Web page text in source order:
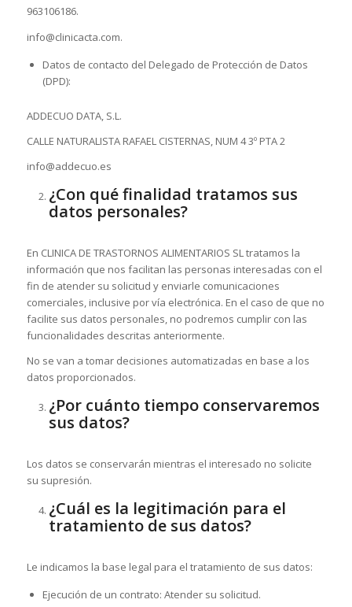
963106186.
info@clinicacta.com.
Datos de contacto del Delegado de Protección de Datos
(DPD):
ADDECUO DATA, S.L.
CALLE NATURALISTA RAFAEL CISTERNAS, NUM 4 3º PTA 2
info@addecuo.es
¿Con qué finalidad tratamos sus
datos personales?
En CLINICA DE TRASTORNOS ALIMENTARIOS SL tratamos la
información que nos facilitan las personas interesadas con el
fin de atender su solicitud y enviarle comunicaciones
comerciales, inclusive por vía electrónica. En el caso de que no
facilite sus datos personales, no podremos cumplir con las
funcionalidades descritas anteriormente.
No se van a tomar decisiones automatizadas en base a los
datos proporcionados.
¿Por cuánto tiempo conservaremos
sus datos?
Los datos se conservarán mientras el interesado no solicite
su supresión.
¿Cuál es la legitimación para el
tratamiento de sus datos?
Le indicamos la base legal para el tratamiento de sus datos:
Ejecución de un contrato: Atender su solicitud.